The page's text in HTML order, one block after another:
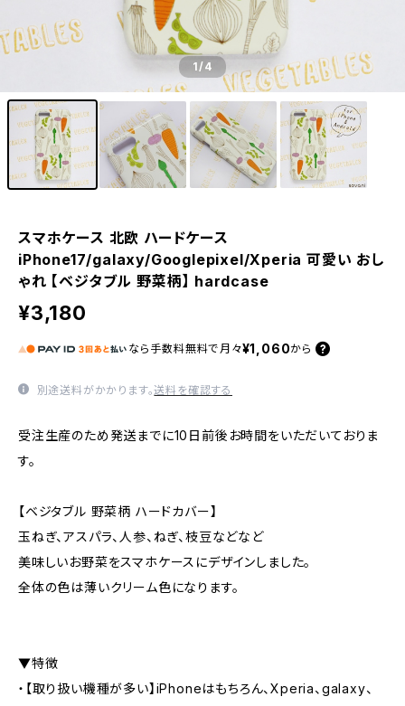
1/4
スマホケース 北欧 ハードケース
iPhone17/galaxy/Googlepixel/Xperia 可愛い おし
ゃれ 【ベジタブル 野菜柄】 hardcase
¥3,180
なら 手数料無料で 月々¥1,060から
別途送料がかかります。送料を確認する
受注生産のため発送までに10日前後お時間をいただいておりま
す。
【ベジタブル 野菜柄 ハードカバー】
玉ねぎ、アスパラ、人参、ねぎ、枝豆などなど
美味しいお野菜をスマホケースにデザインしました。
全体の色は薄いクリーム色になります。
▼特徴
・【取り扱い機種が多い】iPhoneはもちろん、Xperia、galaxy、